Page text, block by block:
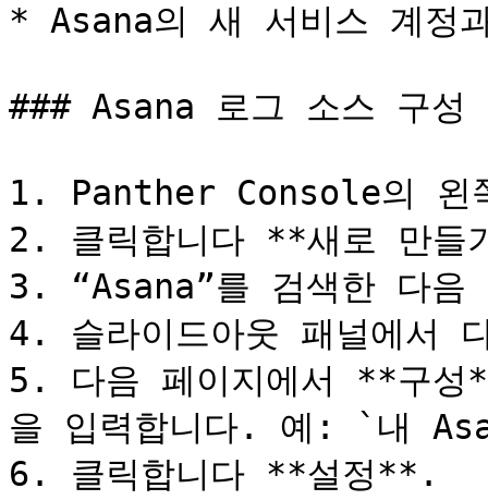
* Asana의 새 서비스 계정
### Asana 로그 소스 구성
1. Panther Console의 왼
2. 클릭합니다 **새로 만
3. “Asana”를 검색한 다음
4. 슬라이드아웃 패널에서
5. 다음 페이지에서 **구성
을 입력합니다. 예: `내
6. 클릭합니다 **설정**.